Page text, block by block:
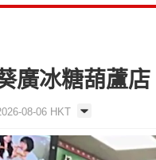
廣冰糖葫蘆
08-06 HKT